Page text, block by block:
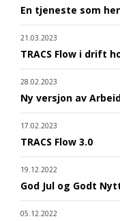
En tjeneste som
21.03.2023
TRACS Flow i drift
28.02.2023
Ny versjon av
17.02.2023
TRACS Flow 3.0
19.12.2022
God Jul og Godt
05.12.2022